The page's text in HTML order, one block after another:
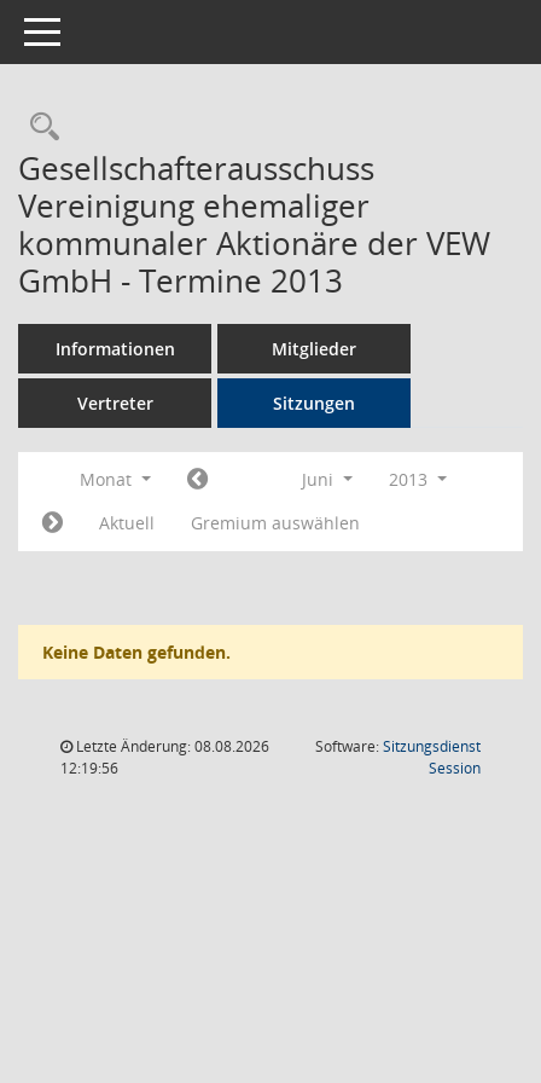
Toggle navigation
Rechercheauswahl
Gesellschafterausschuss
Vereinigung ehemaliger
kommunaler Aktionäre der VEW
GmbH - Termine 2013
Informationen Mitglieder
Vertreter Sitzungen
Monat Juni
2013
Aktuell
Gremium auswählen
Keine Daten gefunden.
Letzte Änderung: 08.08.2026
12:19:56
Software:Sitzungsdienst
Session(Wird in